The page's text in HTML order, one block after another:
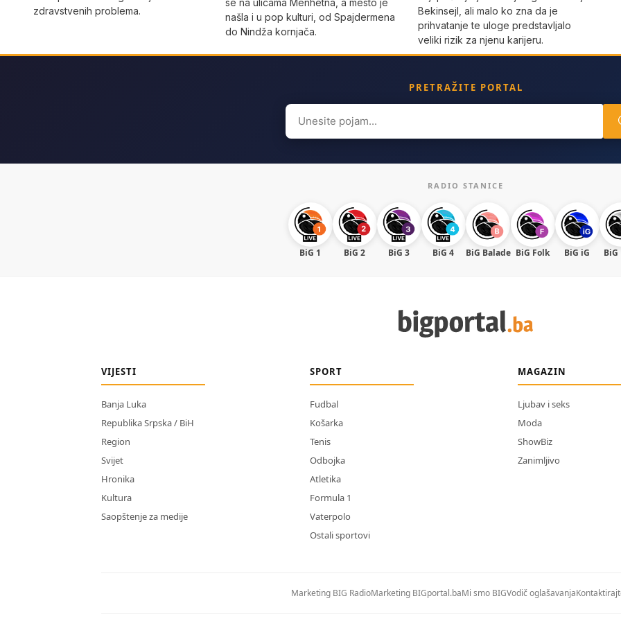
zdravstvenih problema.
se na ulicama Menhetna, a mesto je
našla i u pop kulturi, od Spajdermena
do Nindža kornjača.
Bekinsejl, ali malo ko zna da je
prihvatanje te uloge predstavljalo
veliki rizik za njenu karijeru.
PRETRAŽITE PORTAL
Search
for:
RADIO STANICE
BiG 1 BiG 2 BiG 3 BiG 4 BiG Balade BiG Folk BiG iG BiG
VIJESTI
Banja Luka
Republika Srpska / BiH
Region
Svijet
Hronika
Kultura
Saopštenje za medije
SPORT
Fudbal
Košarka
Tenis
Odbojka
Atletika
Formula 1
Vaterpolo
Ostali sportovi
MAGAZIN
Ljubav i seks
Moda
ShowBiz
Zanimljivo
Marketing BIG RadioMarketing BIGportal.baMi smo BIGVodič oglašavanja